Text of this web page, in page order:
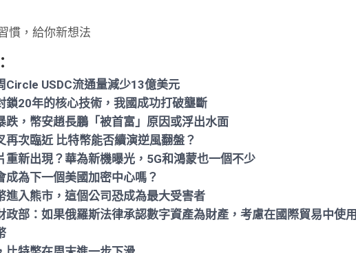
慣，給你新想法
Circle USDC流通量減少13億美元
鎖20年的核心技術，我國成功打破壟斷
跌，幣安趙長鵬「被首富」原因或浮出水面
再次臨近 比特幣能否續演逆風翻盤？
重新出現？華為新機曝光，5G和鴻蒙也一個不少
成為下一個美國加密中心嗎？
進入熊市，這個公司恐成為最大受害者
政部：如果俄羅斯法律承認數字資產為財產，考慮在國際貿易中使用